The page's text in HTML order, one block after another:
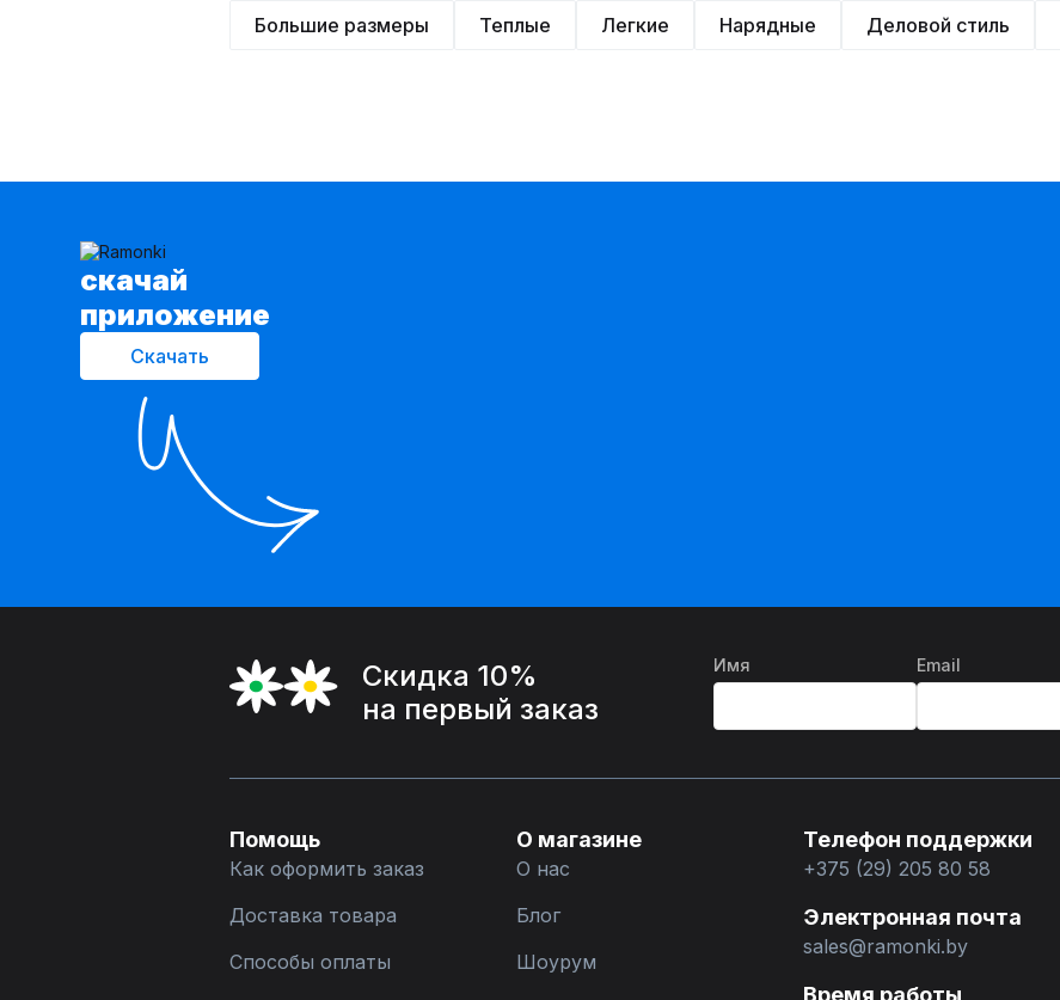
Большие размеры Теплые Легкие Нарядные Деловой стиль
cкачай
приложение
Скачать
Скидка 10%
на первый заказ
Имя Email
Помощь
Как оформить заказ
Доставка товара
Способы оплаты
О магазине
О нас
Блог
Шоурум
Телефон поддержки
+375 (29) 205 80 58
Электронная почта
sales@ramonki.by
Время работы